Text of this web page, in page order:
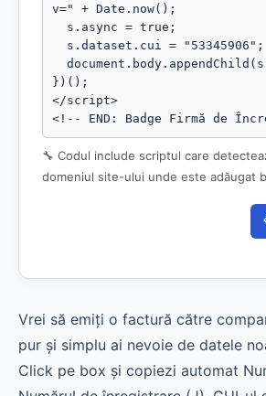
v=" + Date.now();
})();
</script>
<!-- END: Badge Firmă de
🔧 Codul include scriptul care
domeniul site-ului unde este adăugat
Vrei să emiți o factură către
pur și simplu ai nevoie de datele
Click pe box și copiezi automat